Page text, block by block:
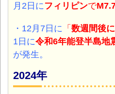
月2日に フィリピンで
・12月7日に 「 数週間後
1日に令和6年能登半島地
が発生。
2024年